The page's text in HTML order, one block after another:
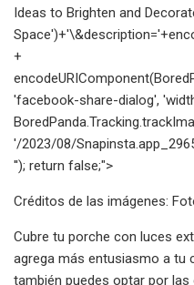
Ideas to Brighten and
+
'facebook-share-dialog',
'/2023/08/
''); return false;">
Créditos de las imágenes:
Cubre tu porche con luces
agrega más entusiasmo a tu
también puedes optar por las